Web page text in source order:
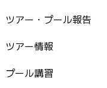
ツアー・プール報告
ツアー情報
プール講習